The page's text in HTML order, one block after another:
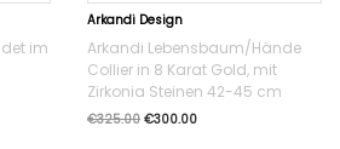
im
Arkandi Design
Arkandi Lebensbaum/Hände
Collier in 8 Karat Gold, mit
Zirkonia Steinen 42-45 cm
€325.00 €300.00